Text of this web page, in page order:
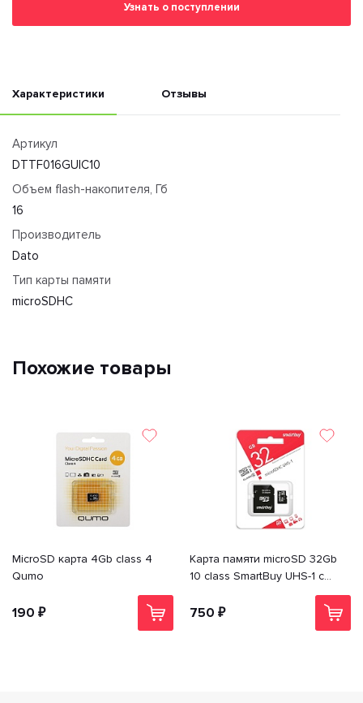
Узнать о поступлении
Характеристики Отзывы
Артикул
DTTF016GUIC10
Объем flash-накопителя, Гб
16
Производитель
Dato
Тип карты памяти
microSDHC
Похожие товары
MicroSD карта 4Gb class 4
Qumo
190 ₽
Карта памяти microSD 32Gb
10 class SmartBuy UHS-1 с
750 ₽